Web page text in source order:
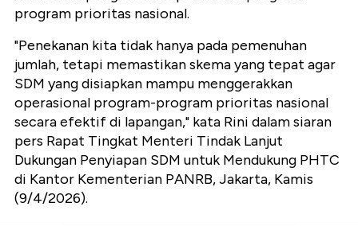
program prioritas nasional.
"Penekanan kita tidak hanya pada pemenuhan
jumlah, tetapi memastikan skema yang tepat agar
SDM yang disiapkan mampu menggerakkan
operasional program-program prioritas nasional
secara efektif di lapangan," kata Rini dalam siaran
pers Rapat Tingkat Menteri Tindak Lanjut
Dukungan Penyiapan SDM untuk Mendukung PHTC
di Kantor Kementerian PANRB, Jakarta, Kamis
(9/4/2026).